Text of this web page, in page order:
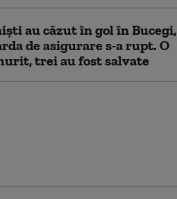
au căzut în gol în Bucegi,
de asigurare s-a rupt. O
trei au fost salvate